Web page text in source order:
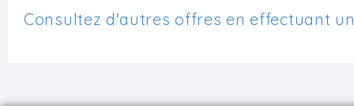
Consultez d'autres offres en effectuant